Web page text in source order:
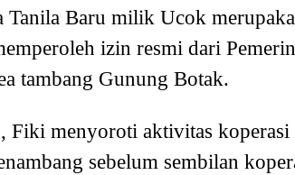
Tanila Baru milik Ucok
izin resmi dari
tambang Gunung Botak.
Fiki menyoroti aktivitas
sebelum sembilan